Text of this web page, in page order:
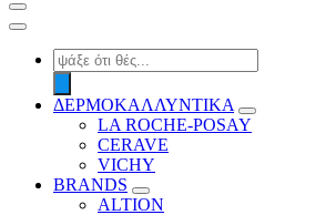
Products
search
ΔΕΡΜΟΚΑΛΛΥΝΤΙΚΑ
LA ROCHE-POSAY
CERAVE
VICHY
BRANDS
ALTION